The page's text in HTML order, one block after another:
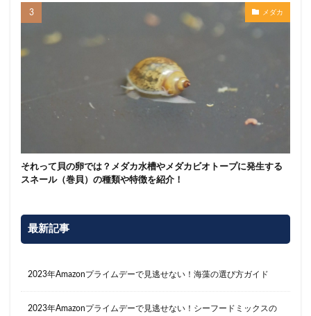
メダカ
それって貝の卵では？メダカ水槽やメダカビオトープに発生する
スネール（巻貝）の種類や特徴を紹介！
最新記事
2023年Amazonプライムデーで見逃せない！海藻の選び方ガイド
2023年Amazonプライムデーで見逃せない！シーフードミックスの